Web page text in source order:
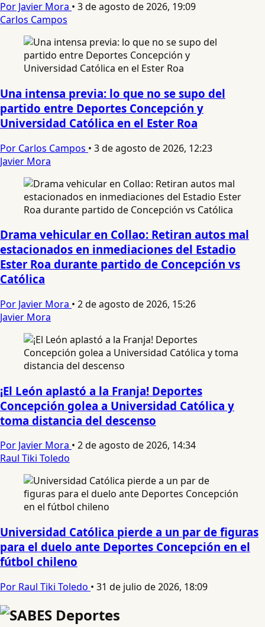
Por Javier Mora • 3 de agosto de 2026, 19:09
Carlos Campos
Una intensa previa: lo que no se supo del
partido entre Deportes Concepción y
Universidad Católica en el Ester Roa
Por Carlos Campos • 3 de agosto de 2026, 12:23
Javier Mora
Drama vehicular en Collao: Retiran autos mal
estacionados en inmediaciones del Estadio
Ester Roa durante partido de Concepción vs
Católica
Por Javier Mora • 2 de agosto de 2026, 15:26
Javier Mora
¡El León aplastó a la Franja! Deportes
Concepción golea a Universidad Católica y
toma distancia del descenso
Por Javier Mora • 2 de agosto de 2026, 14:34
Raul Tiki Toledo
Universidad Católica pierde a un par de figuras
para el duelo ante Deportes Concepción en el
fútbol chileno
Por Raul Tiki Toledo • 31 de julio de 2026, 18:09